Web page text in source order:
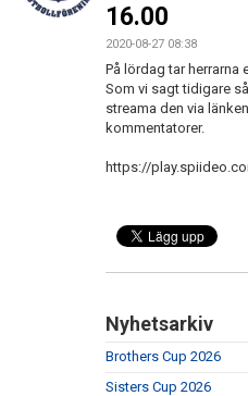
16.00
2020-08-27 08:38
På lördag tar herrarna
Som vi sagt tidigare
streama den via
kommentatorer.
https://
Nyhetsarkiv
Brothers Cup 2026
Sisters Cup 2026